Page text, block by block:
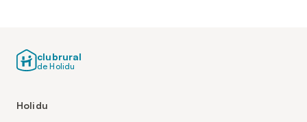
clubrural
de Holidu
Holidu